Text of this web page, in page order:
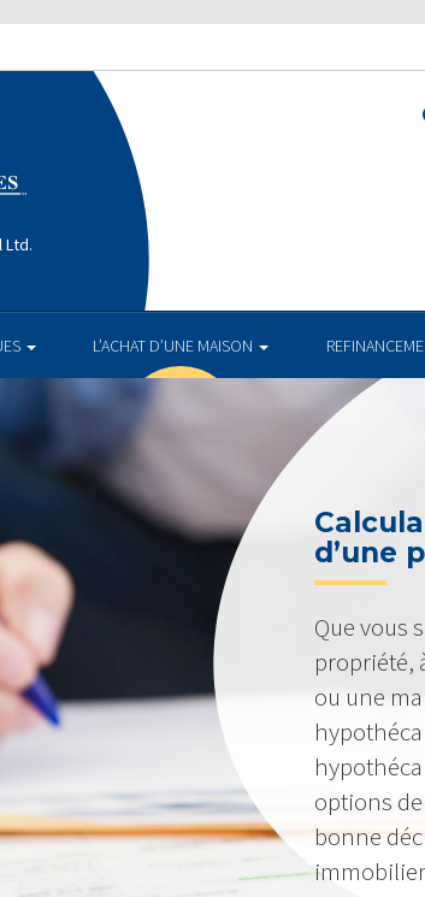
Ltd.
L’ACHAT D’UNE MAISON
d’une
Que vous
propriété,
ou une
options
bonne